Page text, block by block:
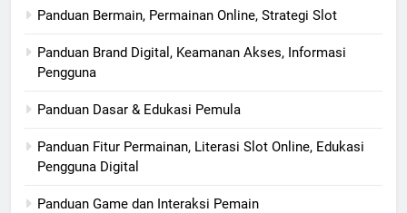
Panduan Bermain, Permainan Online, Strategi Slot
Panduan Brand Digital, Keamanan Akses, Informasi
Pengguna
Panduan Dasar & Edukasi Pemula
Panduan Fitur Permainan, Literasi Slot Online, Edukasi
Pengguna Digital
Panduan Game dan Interaksi Pemain